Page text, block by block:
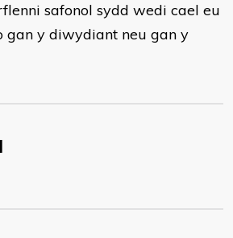
safonol sydd wedi cael eu
gan y diwydiant neu gan y